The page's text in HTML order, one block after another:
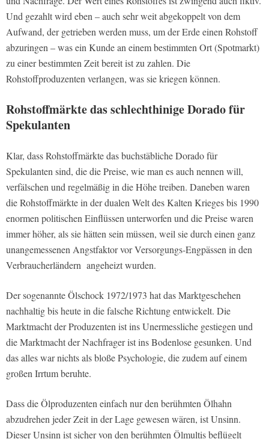
Und gezahlt wird eben – auch sehr weit abgekoppelt von dem
Aufwand, der getrieben werden muss, um der Erde einen Rohstoff
abzuringen – was ein Kunde an einem bestimmten Ort (Spotmarkt)
zu einer bestimmten Zeit bereit ist zu zahlen. Die
Rohstoffproduzenten verlangen, was sie kriegen können.
Rohstoffmärkte das schlechthinige Dorado für
Spekulanten
Klar, dass Rohstoffmärkte das buchstäbliche Dorado für
Spekulanten sind, die die Preise, wie man es auch nennen will,
verfälschen und regelmäßig in die Höhe treiben. Daneben waren
die Rohstoffmärkte in der dualen Welt des Kalten Krieges bis 1990
enormen politischen Einflüssen unterworfen und die Preise waren
immer höher, als sie hätten sein müssen, weil sie durch einen ganz
unangemessenen Angstfaktor vor Versorgungs-Engpässen in den
Verbraucherländern angeheizt wurden.
Der sogenannte Ölschock 1972/1973 hat das Marktgeschehen
nachhaltig bis heute in die falsche Richtung entwickelt. Die
Marktmacht der Produzenten ist ins Unermessliche gestiegen und
die Marktmacht der Nachfrager ist ins Bodenlose gesunken. Und
das alles war nichts als bloße Psychologie, die zudem auf einem
großen Irrtum beruhte.
Dass die Ölproduzenten einfach nur den berühmten Ölhahn
abzudrehen jeder Zeit in der Lage gewesen wären, ist Unsinn.
Dieser Unsinn ist sicher von den berühmten Ölmultis beflügelt